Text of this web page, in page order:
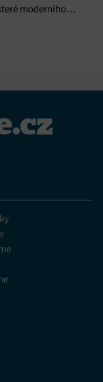
moderního